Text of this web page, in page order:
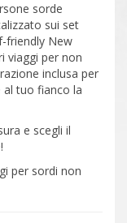
sorde
sui set
friendly New
viaggi per non
inclusa per
tuo fianco la
e scegli il
per sordi non